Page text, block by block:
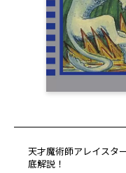
天才魔術師アレイスタ
底解説！